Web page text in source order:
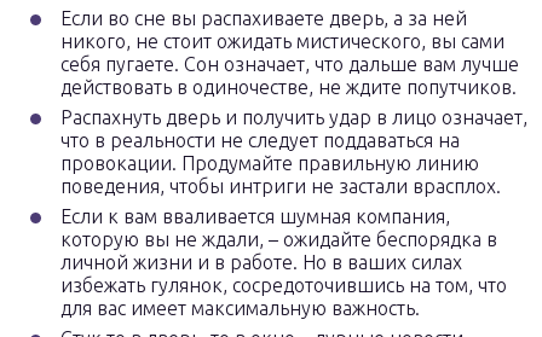
Если во сне вы распахиваете дверь, а за ней
никого, не стоит ожидать мистического, вы сами
себя пугаете. Сон означает, что дальше вам лучше
действовать в одиночестве, не ждите попутчиков.
Распахнуть дверь и получить удар в лицо означает,
что в реальности не следует поддаваться на
провокации. Продумайте правильную линию
поведения, чтобы интриги не застали врасплох.
Если к вам вваливается шумная компания,
которую вы не ждали, – ожидайте беспорядка в
личной жизни и в работе. Но в ваших силах
избежать гулянок, сосредоточившись на том, что
для вас имеет максимальную важность.